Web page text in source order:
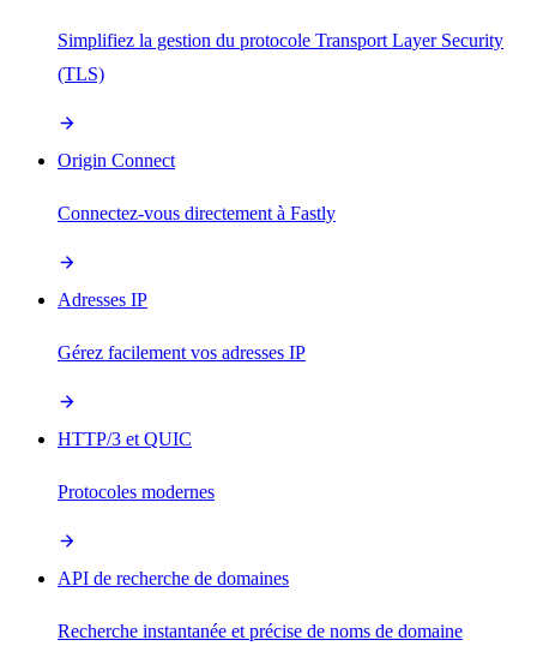
Simplifiez la gestion du protocole Transport Layer Security
(TLS)
Origin Connect
Connectez-vous directement à Fastly
Adresses IP
Gérez facilement vos adresses IP
HTTP/3 et QUIC
Protocoles modernes
API de recherche de domaines
Recherche instantanée et précise de noms de domaine